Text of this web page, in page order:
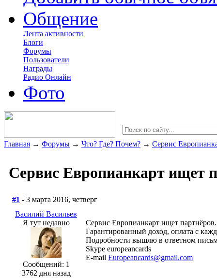
Общение
Лента активности
Блоги
Форумы
Пользователи
Награды
Радио Онлайн
Фото
Главная → Форумы → Что? Где? Почем? → Сервис
Сервис Европианкарт ищет
#1 - 3 марта 2016, четверг
Василий Васильев
Я тут недавно
Сообщений: 1
3762 дня назад
Сервис Европианкарт ищет партнёров.
Гарантированный доход, оплата с
Подробности вышлю в ответном
Skype europeancards
E-mail Europeancards@gmail.com